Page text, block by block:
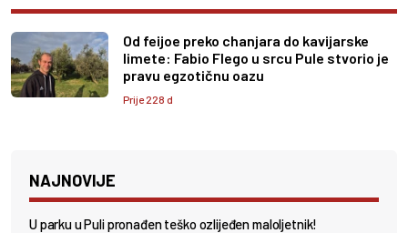
Od feijoe preko chanjara do kavijarske
limete: Fabio Flego u srcu Pule stvorio je
pravu egzotičnu oazu
Prije 228 d
NAJNOVIJE
U parku u Puli pronađen teško ozlijeđen maloljetnik!